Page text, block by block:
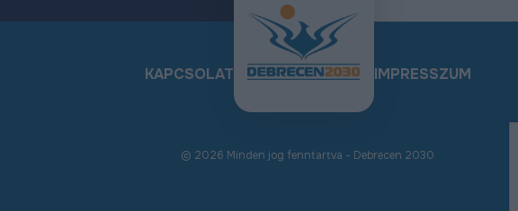
KAPCSOLAT IMPRESSZUM
© 2026 Minden jog fenntartva - Debrecen 2030